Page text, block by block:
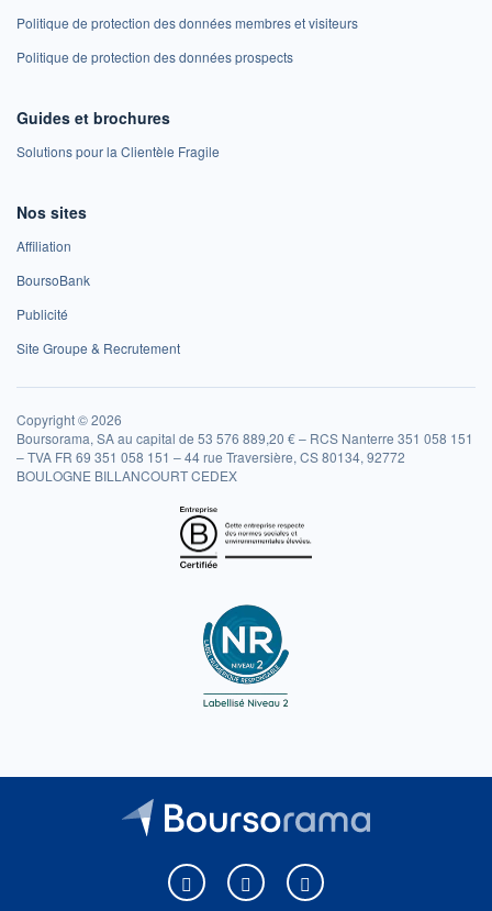
Politique de protection des données membres et visiteurs
Politique de protection des données prospects
Guides et brochures
Solutions pour la Clientèle Fragile
Nos sites
Affiliation
BoursoBank
Publicité
Site Groupe & Recrutement
Copyright © 2026
Boursorama, SA au capital de 53 576 889,20 € – RCS Nanterre 351 058 151
– TVA FR 69 351 058 151 – 44 rue Traversière, CS 80134, 92772
BOULOGNE BILLANCOURT CEDEX
Boursorama sur Facebook
Boursorama sur XBoursorama sur